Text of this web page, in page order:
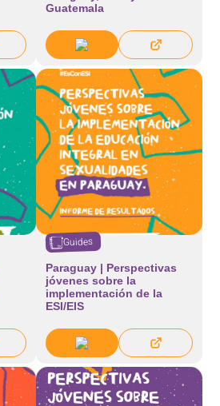
Guatemala
Guides
Paraguay | Perspectivas
jóvenes sobre la
implementación de la
ESI/EIS